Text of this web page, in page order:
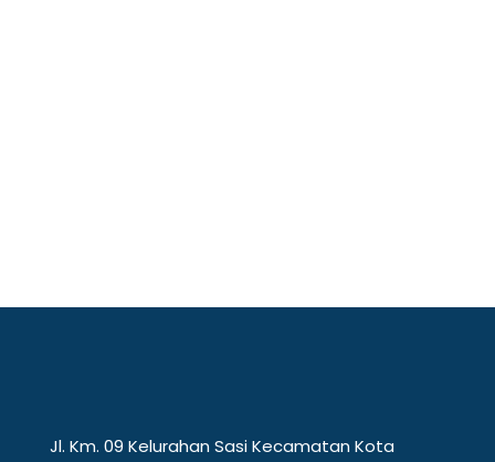
Jl. Km. 09 Kelurahan Sasi Kecamatan Kota